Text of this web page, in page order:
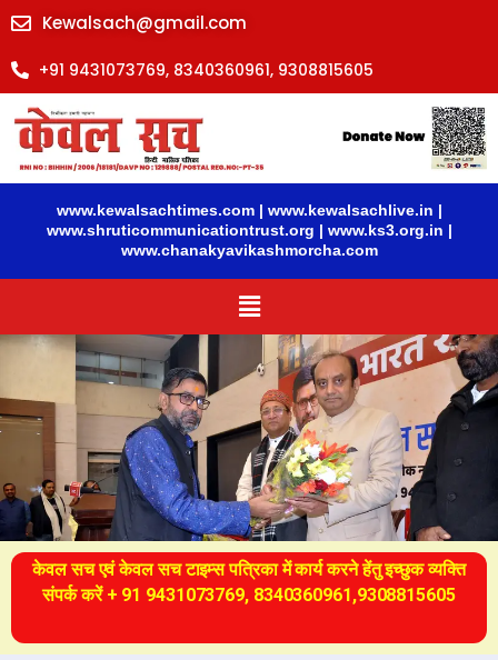
to
content
Kewalsach@gmail.com
+91 9431073769, 8340360961, 9308815605
www.kewalsachtimes.com| www.kewalsachlive.in |
www.shruticommunicationtrust.org | www.ks3.org.in |
www.chanakyavikashmorcha.com
Menu
केवल सच एवं केवल सच टाइम्स पत्रिका में कार्य करने हेंतु इच्छुक व्यक्ति
संपर्क करें + 91 9431073769, 8340360961,9308815605